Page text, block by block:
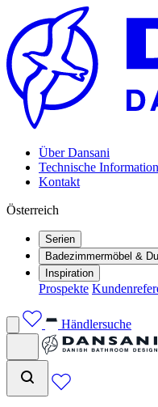
Über Dansani
Technische Information
Kontakt
Österreich
Serien
Badezimmermöbel &
Inspiration
Prospekte
Händlersuche